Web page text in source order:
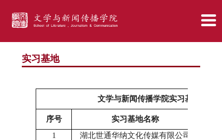
实习基地
文学与新闻传播学院实习基地一览
序号 实习基地名称
1
湖北世通华纳文化传媒有限公司